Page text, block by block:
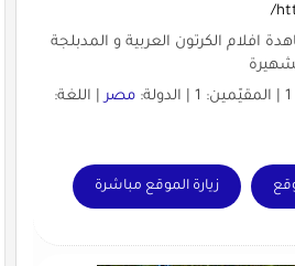
افلام الكرتون العربية و المدبلجة
مصر| اللغة:
زيارة الموقع مباشرة